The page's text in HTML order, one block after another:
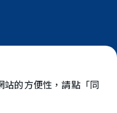
的方便性，請點「同